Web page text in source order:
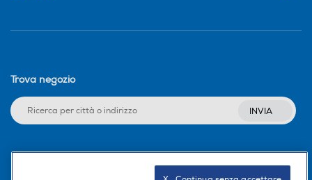
Trova negozio
INVIA